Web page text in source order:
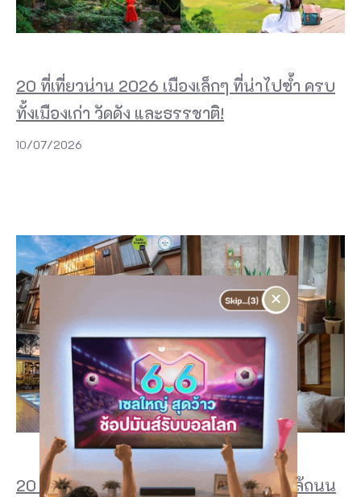
20 ที่เที่ยวน่าน 2026 เมืองเล็กๆ ที่น่าไปซ้ำ ครบ
ทั้งเมืองเก่า วัดดัง และธรรชาติ!
10/07/2026
20 ที่พักเชียงคาน 2026 สวย ๆ ริมโขง ใกล้ถนน
×